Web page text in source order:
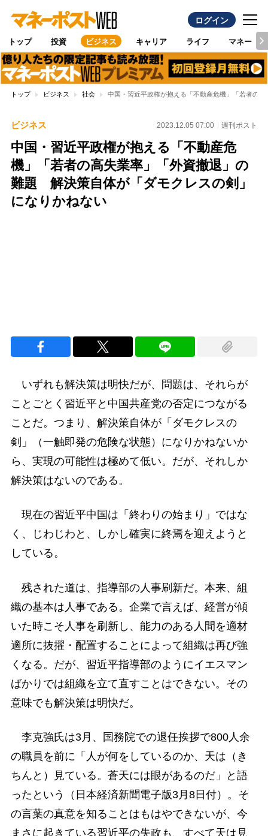
ログイン
トップ 投資 ビジネス キャリア ライフ マネー
トップ ビジネス 社会 中国・習近平政権が抱える「不動産危機」「若者の
ビジネス 2023.12.05 07:00 週刊ポスト
中国・習近平政権が抱える「不動産危
機」「若者の高失業率」「外資撤退」の
難題 解決策自体が「ダモクレスの剣」
になりかねない
いずれも解決策は明快だが、問題は、それらが
ことごとく習近平と中国共産党の否定につながる
ことだ。つまり、解決策自体が「ダモクレスの
剣」（一触即発の危険な状態）になりかねないか
ら、実現の可能性は極めて低い。だが、それしか
解決策はないのである。
現在の習近平中国は「終わりの始まり」ではな
く、じわじわと、しかし確実に終焉を迎えようと
している。
残された道は、指導部の人事刷新だ。本来、組
織の基本は人事である。企業で言えば、経営が傾
いた時こそ人事を刷新し、能力のある人間を適材
適所に抜擢・配置することによって組織は再び強
くなる。だが、習近平指導部のようにイエスマン
ばかりでは組織を立て直すことはできない。その
意味でも解決策は明快だ。
李克強氏は3月、国務院での退任挨拶で800人余
の職員を前に「人が何をしているのか、天は（き
ちんと）見ている。蒼天には眼があるのだ」と語
ったという（日本経済新聞電子版3月8日付）。そ
の言葉の真意を知ることはもはやできないが、今
まさに起きている習近平の失政も、すべて天は見